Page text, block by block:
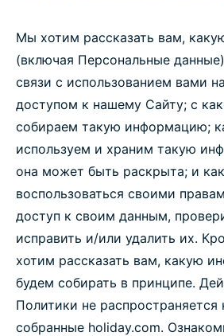
Мы хотим рассказать вам,
(включая Персональные
связи с использованием вами
доступом к нашему Сайту; с
собираем такую информацию;
используем и храним такую
она может быть раскрыта; и
воспользоваться своими
доступ к своим данным,
исправить и/или удалить их.
хотим рассказать вам, какую
будем собирать в принципе.
Политики не распространяется
собранные holiday.com.